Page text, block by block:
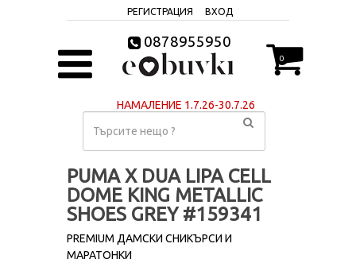
РЕГИСТРАЦИЯ ВХОД
0878955950
0
НАМАЛЕНИЕ 1.7.26-30.7.26
PUMA X DUA LIPA CELL
DOME KING METALLIC
SHOES GREY #159341
PREMIUM ДАМСКИ СНИКЪРСИ И
МАРАТОНКИ